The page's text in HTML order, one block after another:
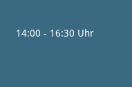
Uhr